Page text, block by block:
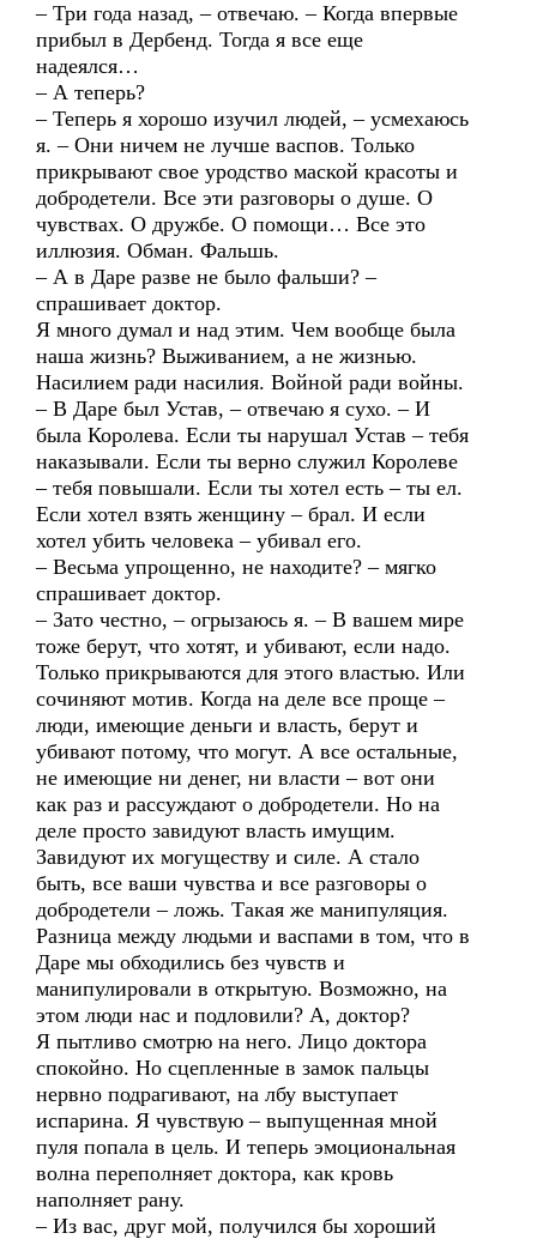
– Три года назад, – отвечаю. – Когда впервые
прибыл в Дербенд. Тогда я все еще
надеялся…
– А теперь?
– Теперь я хорошо изучил людей, – усмехаюсь
я. – Они ничем не лучше васпов. Только
прикрывают свое уродство маской красоты и
добродетели. Все эти разговоры о душе. О
чувствах. О дружбе. О помощи… Все это
иллюзия. Обман. Фальшь.
– А в Даре разве не было фальши? –
спрашивает доктор.
Я много думал и над этим. Чем вообще была
наша жизнь? Выживанием, а не жизнью.
Насилием ради насилия. Войной ради войны.
– В Даре был Устав, – отвечаю я сухо. – И
была Королева. Если ты нарушал Устав – тебя
наказывали. Если ты верно служил Королеве
– тебя повышали. Если ты хотел есть – ты ел.
Если хотел взять женщину – брал. И если
хотел убить человека – убивал его.
– Весьма упрощенно, не находите? – мягко
спрашивает доктор.
– Зато честно, – огрызаюсь я. – В вашем мире
тоже берут, что хотят, и убивают, если надо.
Только прикрываются для этого властью. Или
сочиняют мотив. Когда на деле все проще –
люди, имеющие деньги и власть, берут и
убивают потому, что могут. А все остальные,
не имеющие ни денег, ни власти – вот они
как раз и рассуждают о добродетели. Но на
деле просто завидуют власть имущим.
Завидуют их могуществу и силе. А стало
быть, все ваши чувства и все разговоры о
добродетели – ложь. Такая же манипуляция.
Разница между людьми и васпами в том, что в
Даре мы обходились без чувств и
манипулировали в открытую. Возможно, на
этом люди нас и подловили? А, доктор?
Я пытливо смотрю на него. Лицо доктора
спокойно. Но сцепленные в замок пальцы
нервно подрагивают, на лбу выступает
испарина. Я чувствую – выпущенная мной
пуля попала в цель. И теперь эмоциональная
волна переполняет доктора, как кровь
наполняет рану.
– Из вас, друг мой, получился бы хороший